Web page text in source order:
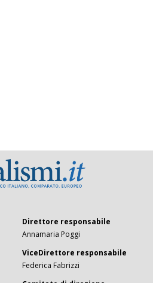
Direttore responsabile
Annamaria Poggi
ViceDirettore responsabile
Federica Fabrizzi